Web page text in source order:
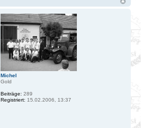
Michel
Gold
Beiträge: 289
Registriert: 15.02.2006, 13:37